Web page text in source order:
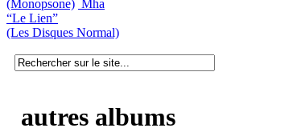
(Monopsone) Mha
“Le Lien”
(Les Disques Normal)
autres albums